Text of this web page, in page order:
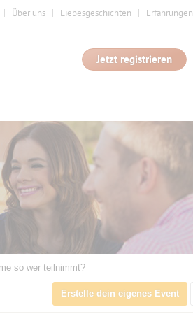
Über uns Liebesgeschichten Erfahrungen
Jetzt registrieren
so wer teilnimmt?
Erstelle dein eigenes Event